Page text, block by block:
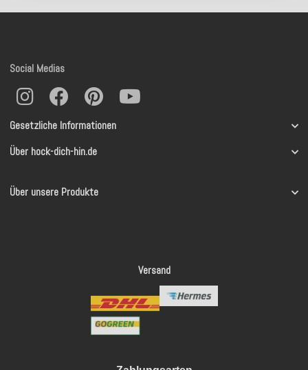
Gesetzliche Informationen
Über hock-dich-hin.de
Über unsere Produkte
Social Medias
Versand